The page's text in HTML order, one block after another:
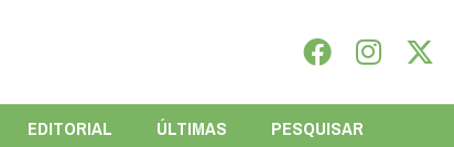
EDITORIAL ÚLTIMAS PESQUISAR